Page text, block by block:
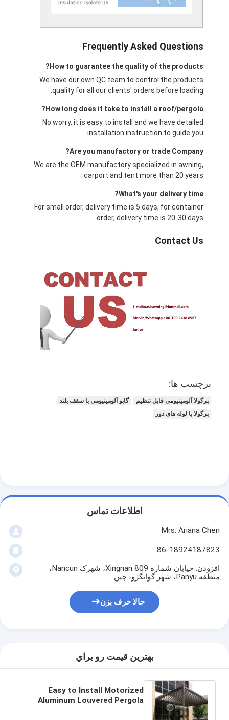
Frequently Asked Questions
How to guarantee the quality of the products?
We have our own QC team to control the products
quality for all our clients' orders before loading.
How long does it take to install a roof/pergola?
No worry, it is easy to install and we have detailed
installation instruction to guide you.
Are you manufactory or trade Company?
We are the OEM manufactory specialized in awning,
carport and tent more than 20 years.
What's your delivery time?
For small order, delivery time is 5 days, for container
order, delivery time is 20-30 days.
Contact Us
برچسب ها:
پرگولا آلومینیومی قابل تنظیم
گابو آلومینیومی با سقف بلند
پرگولا با لوله های دور
اطلاعات تماس
Mrs. Ariana Chen
86-18924187823
افزودن: خیابان شماره 809 Xingnan، شهرک Nancun،
منطقه Panyu، شهر گوانگژو، چین
حالا حرف بزن
بهترين قيمت رو براي
Easy to Install Motorized
Aluminum Louvered Pergola